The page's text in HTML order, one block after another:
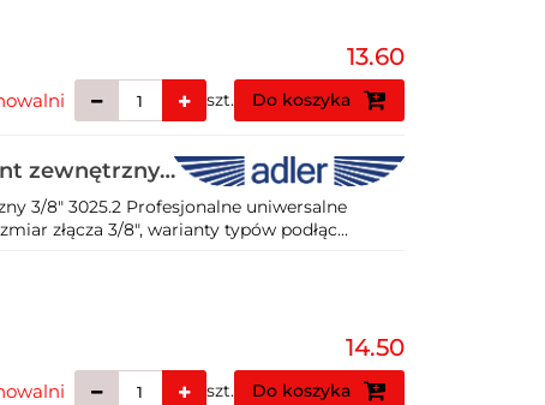
13.60
szt. Do koszyka
zewnętrzny
3/8" 3025.2 Profesjonalne uniwersalne
złącza 3/8", warianty typów podłąc...
14.50
szt. Do koszyka